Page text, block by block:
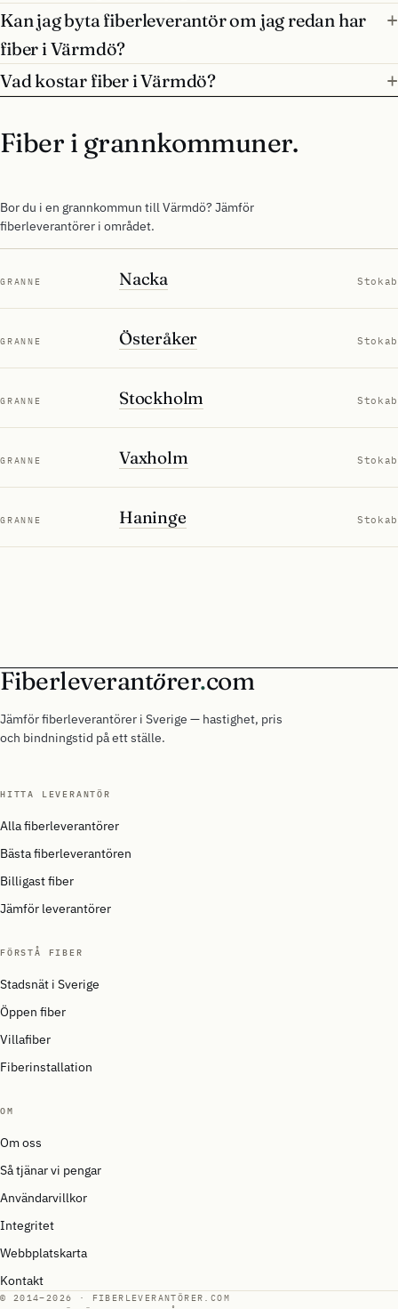
Kan jag byta fiberleverantör om jag redan har
fiber i Värmdö?
Vad kostar fiber i Värmdö?
Fiber i grannkommuner.
Bor du i en grannkommun till Värmdö? Jämför
fiberleverantörer i området.
GRANNE Nacka Stokab
GRANNE Österåker Stokab
GRANNE Stockholm Stokab
GRANNE Vaxholm Stokab
GRANNE Haninge Stokab
Fiberleverantörer.com
Jämför fiberleverantörer i Sverige — hastighet, pris
och bindningstid på ett ställe.
HITTA LEVERANTÖR
Alla fiberleverantörer
Bästa fiberleverantören
Billigast fiber
Jämför leverantörer
FÖRSTÅ FIBER
Stadsnät i Sverige
Öppen fiber
Villafiber
Fiberinstallation
OM
Om oss
Så tjänar vi pengar
Användarvillkor
Integritet
Webbplatskarta
Kontakt
© 2014–2026 · FIBERLEVERANTÖRER.COM